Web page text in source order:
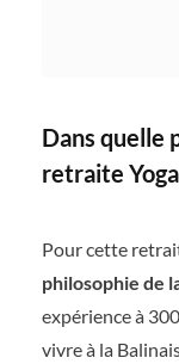
Dans quelle
retraite
Pour cette
philosophie de
expérience à
vivre à la